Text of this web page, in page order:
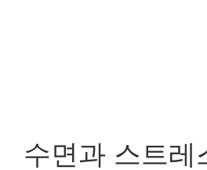
수면과 스트레